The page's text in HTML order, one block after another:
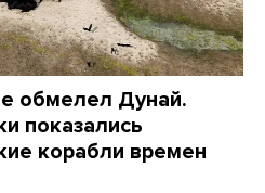
обмелел Дунай.
показались
корабли времен